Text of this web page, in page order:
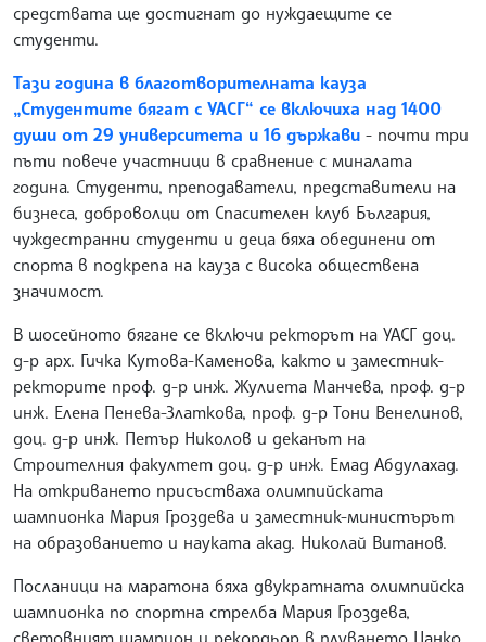
средствата ще достигнат до нуждаещите се
студенти.
Тази година в благотворителната кауза
„Студентите бягат с УАСГ“ се включиха над 1400
души от 29 университета и 16 държави - почти три
пъти повече участници в сравнение с миналата
година. Студенти, преподаватели, представители на
бизнеса, доброволци от Спасителен клуб България,
чуждестранни студенти и деца бяха обединени от
спорта в подкрепа на кауза с висока обществена
значимост.
В шосейното бягане се включи ректорът на УАСГ доц.
д-р арх. Гичка Кутова-Каменова, както и заместник-
ректорите проф. д-р инж. Жулиета Манчева, проф. д-р
инж. Елена Пенева-Златкова, проф. д-р Тони Венелинов,
доц. д-р инж. Петър Николов и деканът на
Строителния факултет доц. д-р инж. Емад Абдулахад.
На откриването присъстваха олимпийската
шампионка Мария Гроздева и заместник-министърът
на образованието и науката акад. Николай Витанов.
Посланици на маратона бяха двукратната олимпийска
шампионка по спортна стрелба Мария Гроздева,
световният шампион и рекордьор в плуването Цанко